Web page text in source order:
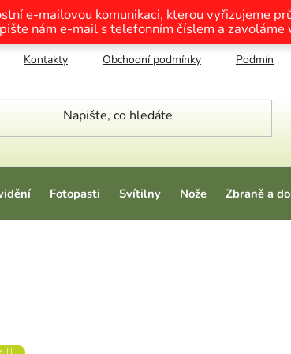
e-mailovou komunikaci, kterou vyřizujeme
nám e-mail s telefonním číslem a zavoláme
Kontakty Obchodní podmínky Podmínky
Fotopasti Svítilny Nože Zbraně a